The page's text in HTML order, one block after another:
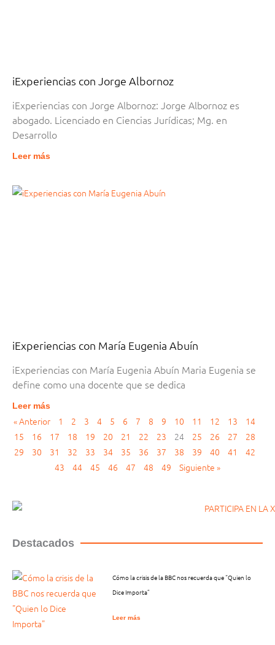
iExperiencias con Jorge Albornoz
iExperiencias con Jorge Albornoz: Jorge Albornoz es
abogado. Licenciado en Ciencias Jurídicas; Mg. en
Desarrollo
Leer más
iExperiencias con María Eugenia Abuín
iExperiencias con María Eugenia Abuín Maria Eugenia se
define como una docente que se dedica
Leer más
« Anterior 1 2 3 4 5 6 7 8 9 10 11 12 13 14
15 16 17 18 19 20 21 22 23 24 25 26 27 28
29 30 31 32 33 34 35 36 37 38 39 40 41 42
43 44 45 46 47 48 49 Siguiente »
Destacados
Cómo la crisis de la BBC nos recuerda que “Quien lo
Dice Importa”
Leer más